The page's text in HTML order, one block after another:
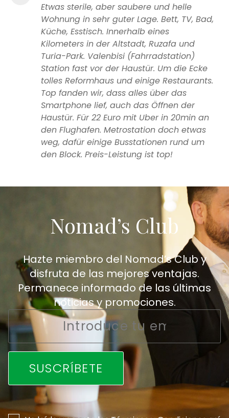
Etwas sterile, aber saubere und helle
Wohnung in sehr guter Lage. Bett, TV, Bad,
Küche, Esstisch. Innerhalb eines
Kilometers in der Altstadt, Ruzafa und
Turia-Park. Valenbisi (Fahrradstation)
Station fast vor der Haustür. Um die Ecke
tolles Reformhaus und einige Restaurants.
Top fanden wir, dass alles über das
Smartphone lief, auch das Öffnen der
Haustür. Für 22 Euro mit Uber in 20min an
den Flughafen. Metrostation doch etwas
weg, dafür einige Busstationen rund um
den Block. Preis-Leistung ist top!
Nomad’s Club
Hazte miembro del Nomad’s Club y
disfruta de las mejores ventajas.
Permanece informado de las últimas
noticias y promociones.
Email
*